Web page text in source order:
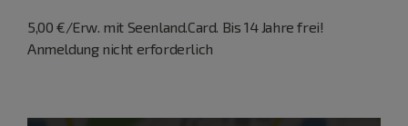
5,00 €/Erw. mit Seenland.Card. Bis 14 Jahre frei!
Anmeldung nicht erforderlich